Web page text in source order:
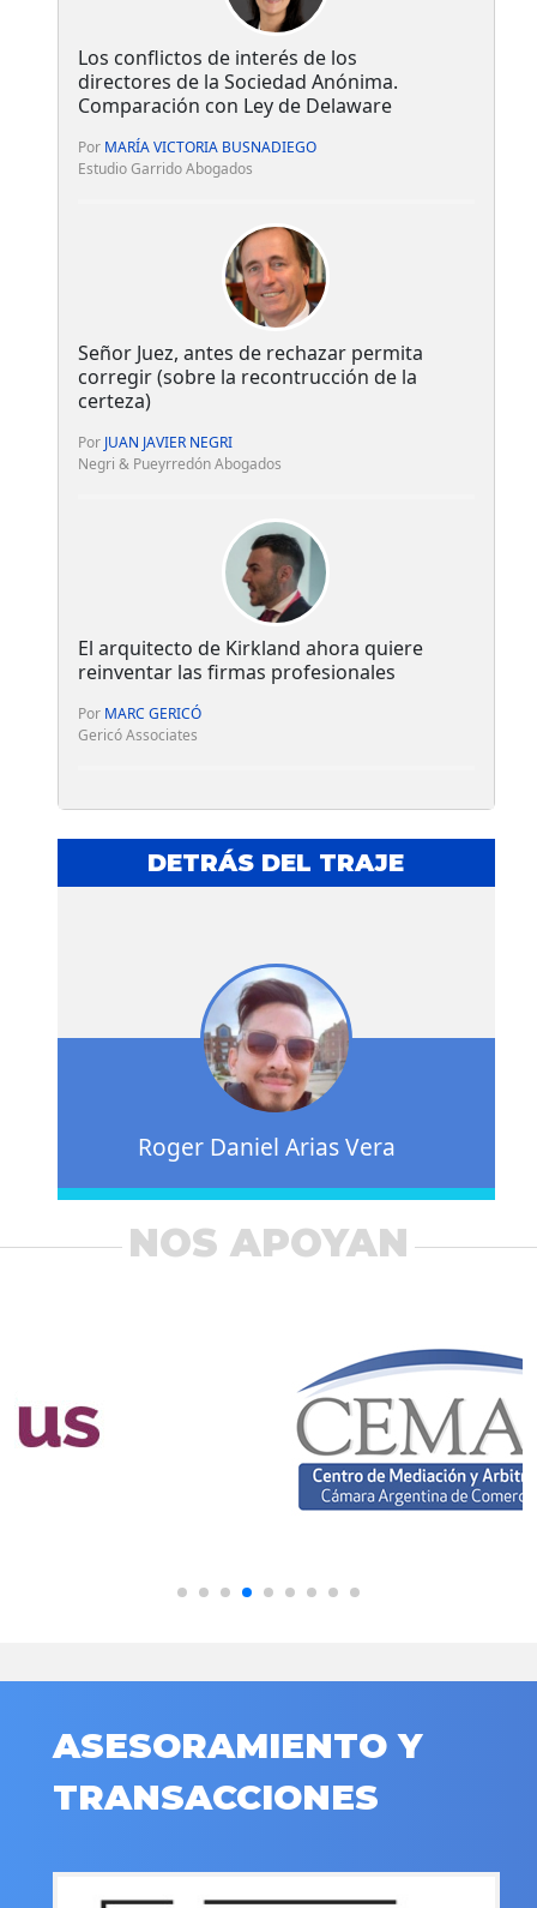
Los conflictos de interés de los
directores de la Sociedad Anónima.
Comparación con Ley de Delaware
Por MARÍA VICTORIA BUSNADIEGO
Estudio Garrido Abogados
Señor Juez, antes de rechazar permita
corregir (sobre la recontrucción de la
certeza)
Por JUAN JAVIER NEGRI
Negri & Pueyrredón Abogados
El arquitecto de Kirkland ahora quiere
reinventar las firmas profesionales
Por MARC GERICÓ
Gericó Associates
DETRÁS DEL TRAJE
Roger Daniel Arias Vera
NOS APOYAN
ASESORAMIENTO Y
TRANSACCIONES